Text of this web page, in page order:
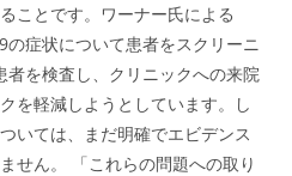
ことです。ワーナー氏による
の症状について患者をスクリーニ
者を検査し、クリニックへの来院
を軽減しようとしています。し
いては、まだ明確でエビデンス
せん。 「これらの問題への取り